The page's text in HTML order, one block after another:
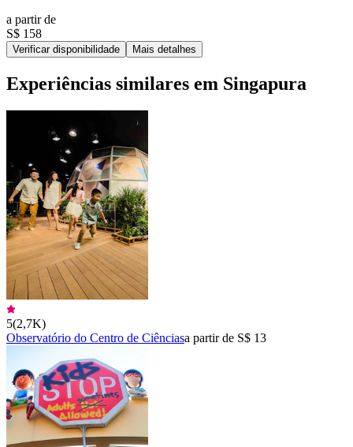
a partir de
S$ 158
Verificar disponibilidade Mais detalhes
Experiências similares em Singapura
5(2,7K)
Observatório do Centro de Ciênciasa partir de S$ 13